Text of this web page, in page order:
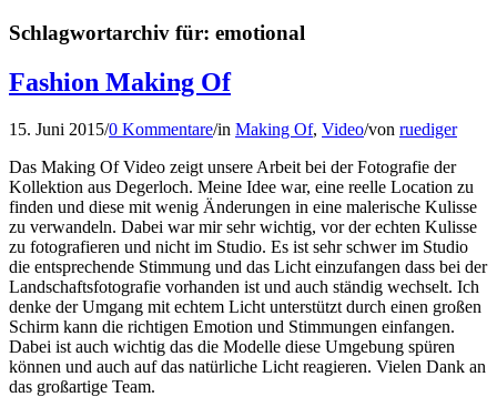
Schlagwortarchiv für: emotional
Fashion Making Of
15. Juni 2015/0 Kommentare/in Making Of, Video/von ruediger
Das Making Of Video zeigt unsere Arbeit bei der Fotografie der
Kollektion aus Degerloch. Meine Idee war, eine reelle Location zu
finden und diese mit wenig Änderungen in eine malerische Kulisse
zu verwandeln. Dabei war mir sehr wichtig, vor der echten Kulisse
zu fotografieren und nicht im Studio. Es ist sehr schwer im Studio
die entsprechende Stimmung und das Licht einzufangen dass bei der
Landschaftsfotografie vorhanden ist und auch ständig wechselt. Ich
denke der Umgang mit echtem Licht unterstützt durch einen großen
Schirm kann die richtigen Emotion und Stimmungen einfangen.
Dabei ist auch wichtig das die Modelle diese Umgebung spüren
können und auch auf das natürliche Licht reagieren. Vielen Dank an
das großartige Team.